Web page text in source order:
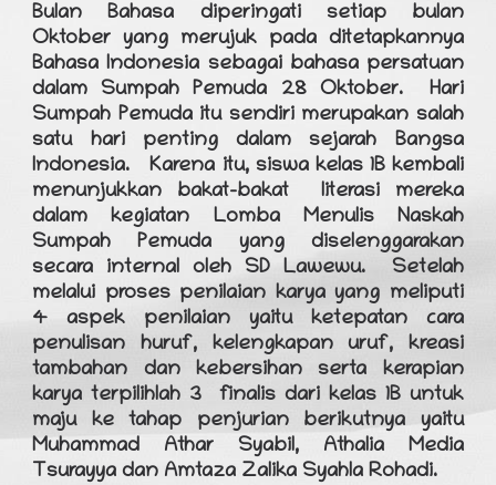
Bulan Bahasa diperingati setiap bulan
Oktober yang merujuk pada ditetapkannya
Bahasa Indonesia sebagai bahasa persatuan
dalam Sumpah Pemuda 28 Oktober. Hari
Sumpah Pemuda itu sendiri merupakan salah
satu hari penting dalam sejarah Bangsa
Indonesia. Karena itu, siswa kelas 1B kembali
menunjukkan bakat-bakat literasi mereka
dalam kegiatan Lomba Menulis Naskah
Sumpah Pemuda yang diselenggarakan
secara internal oleh SD Lawewu. Setelah
melalui proses penilaian karya yang meliputi
4 aspek penilaian yaitu ketepatan cara
penulisan huruf, kelengkapan uruf, kreasi
tambahan dan kebersihan serta kerapian
karya terpilihlah 3 finalis dari kelas 1B untuk
maju ke tahap penjurian berikutnya yaitu
Muhammad Athar Syabil, Athalia Media
Tsurayya dan Amtaza Zalika Syahla Rohadi.